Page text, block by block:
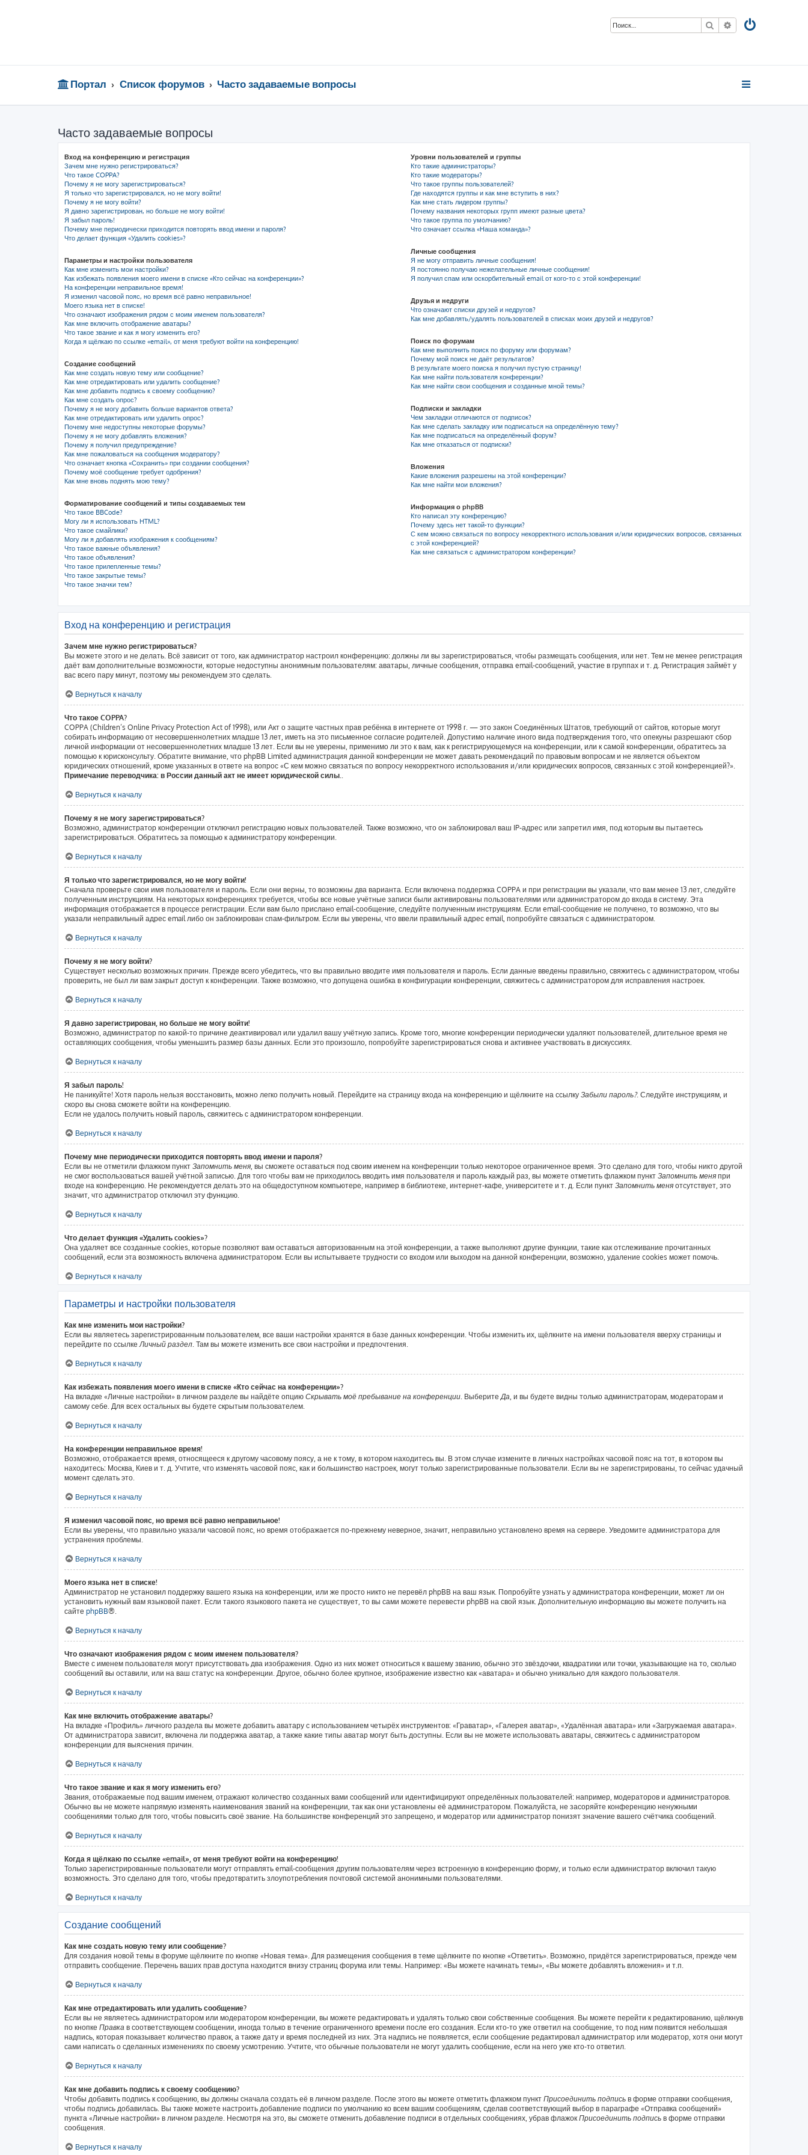
Поиск Расширенный
Портал Список форумов Часто задаваемые вопросы
Часто задаваемые вопросы
Вход на конференцию и регистрация
Зачем мне нужно регистрироваться?
Что такое COPPA?
Почему я не могу зарегистрироваться?
Я только что зарегистрировался, но не могу войти!
Почему я не могу войти?
Я давно зарегистрирован, но больше не могу войти!
Я забыл пароль!
Почему мне периодически приходится повторять ввод имени и пароля?
Что делает функция «Удалить cookies»?
Параметры и настройки пользователя
Как мне изменить мои настройки?
Как избежать появления моего имени в списке «Кто сейчас на конференции»?
На конференции неправильное время!
Я изменил часовой пояс, но время всё равно неправильное!
Моего языка нет в списке!
Что означают изображения рядом с моим именем пользователя?
Как мне включить отображение аватары?
Что такое звание и как я могу изменить его?
Когда я щёлкаю по ссылке «email», от меня требуют войти на конференцию!
Создание сообщений
Как мне создать новую тему или сообщение?
Как мне отредактировать или удалить сообщение?
Как мне добавить подпись к своему сообщению?
Как мне создать опрос?
Почему я не могу добавить больше вариантов ответа?
Как мне отредактировать или удалить опрос?
Почему мне недоступны некоторые форумы?
Почему я не могу добавлять вложения?
Почему я получил предупреждение?
Как мне пожаловаться на сообщения модератору?
Что означает кнопка «Сохранить» при создании сообщения?
Почему моё сообщение требует одобрения?
Как мне вновь поднять мою тему?
Форматирование сообщений и типы создаваемых тем
Что такое BBCode?
Могу ли я использовать HTML?
Что такое смайлики?
Могу ли я добавлять изображения к сообщениям?
Что такое важные объявления?
Что такое объявления?
Что такое прилепленные темы?
Что такое закрытые темы?
Что такое значки тем?
Уровни пользователей и группы
Кто такие администраторы?
Кто такие модераторы?
Что такое группы пользователей?
Где находятся группы и как мне вступить в них?
Как мне стать лидером группы?
Почему названия некоторых групп имеют разные цвета?
Что такое группа по умолчанию?
Что означает ссылка «Наша команда»?
Личные сообщения
Я не могу отправить личные сообщения!
Я постоянно получаю нежелательные личные сообщения!
Я получил спам или оскорбительный email от кого-то с этой конференции!
Друзья и недруги
Что означают списки друзей и недругов?
Как мне добавлять/удалять пользователей в списках моих друзей и недругов?
Поиск по форумам
Как мне выполнить поиск по форуму или форумам?
Почему мой поиск не даёт результатов?
В результате моего поиска я получил пустую страницу!
Как мне найти пользователя конференции?
Как мне найти свои сообщения и созданные мной темы?
Подписки и закладки
Чем закладки отличаются от подписок?
Как мне сделать закладку или подписаться на определённую тему?
Как мне подписаться на определённый форум?
Как мне отказаться от подписки?
Вложения
Какие вложения разрешены на этой конференции?
Как мне найти мои вложения?
Информация о phpBB
Кто написал эту конференцию?
Почему здесь нет такой-то функции?
С кем можно связаться по вопросу некорректного использования и/или юридических вопросов, связанных
с этой конференцией?
Как мне связаться с администратором конференции?
Вход на конференцию и регистрация
Зачем мне нужно регистрироваться?
Вы можете этого и не делать. Всё зависит от того, как администратор настроил конференцию: должны ли вы зарегистрироваться, чтобы размещать сообщения, или нет. Тем не менее регистрация
даёт вам дополнительные возможности, которые недоступны анонимным пользователям: аватары, личные сообщения, отправка email-сообщений, участие в группах и т. д. Регистрация займёт у
вас всего пару минут, поэтому мы рекомендуем это сделать.
Вернуться к началу
Что такое COPPA?
COPPA (Children’s Online Privacy Protection Act of 1998), или Акт о защите частных прав ребёнка в интернете от 1998 г. — это закон Соединённых Штатов, требующий от сайтов, которые могут
собирать информацию от несовершеннолетних младше 13 лет, иметь на это письменное согласие родителей. Допустимо наличие иного вида подтверждения того, что опекуны разрешают сбор
личной информации от несовершеннолетних младше 13 лет. Если вы не уверены, применимо ли это к вам, как к регистрирующемуся на конференции, или к самой конференции, обратитесь за
помощью к юрисконсульту. Обратите внимание, что phpBB Limited администрация данной конференции не может давать рекомендаций по правовым вопросам и не является объектом
юридических отношений, кроме указанных в ответе на вопрос «С кем можно связаться по вопросу некорректного использования и/или юридических вопросов, связанных с этой конференцией?».
Примечание переводчика: в России данный акт не имеет юридической силы..
Вернуться к началу
Почему я не могу зарегистрироваться?
Возможно, администратор конференции отключил регистрацию новых пользователей. Также возможно, что он заблокировал ваш IP-адрес или запретил имя, под которым вы пытаетесь
зарегистрироваться. Обратитесь за помощью к администратору конференции.
Вернуться к началу
Я только что зарегистрировался, но не могу войти!
Сначала проверьте свои имя пользователя и пароль. Если они верны, то возможны два варианта. Если включена поддержка COPPA и при регистрации вы указали, что вам менее 13 лет, следуйте
полученным инструкциям. На некоторых конференциях требуется, чтобы все новые учётные записи были активированы пользователями или администратором до входа в систему. Эта
информация отображается в процессе регистрации. Если вам было прислано email-сообщение, следуйте полученным инструкциям. Если email-сообщение не получено, то возможно, что вы
указали неправильный адрес email либо он заблокирован спам-фильтром. Если вы уверены, что ввели правильный адрес email, попробуйте связаться с администратором.
Вернуться к началу
Почему я не могу войти?
Существует несколько возможных причин. Прежде всего убедитесь, что вы правильно вводите имя пользователя и пароль. Если данные введены правильно, свяжитесь с администратором, чтобы
проверить, не был ли вам закрыт доступ к конференции. Также возможно, что допущена ошибка в конфигурации конференции, свяжитесь с администратором для исправления настроек.
Вернуться к началу
Я давно зарегистрирован, но больше не могу войти!
Возможно, администратор по какой-то причине деактивировал или удалил вашу учётную запись. Кроме того, многие конференции периодически удаляют пользователей, длительное время не
оставляющих сообщения, чтобы уменьшить размер базы данных. Если это произошло, попробуйте зарегистрироваться снова и активнее участвовать в дискуссиях.
Вернуться к началу
Я забыл пароль!
Не паникуйте! Хотя пароль нельзя восстановить, можно легко получить новый. Перейдите на страницу входа на конференцию и щёлкните на ссылку Забыли пароль?. Следуйте инструкциям, и
скоро вы снова сможете войти на конференцию.
Если не удалось получить новый пароль, свяжитесь с администратором конференции.
Вернуться к началу
Почему мне периодически приходится повторять ввод имени и пароля?
Если вы не отметили флажком пункт Запомнить меня, вы сможете оставаться под своим именем на конференции только некоторое ограниченное время. Это сделано для того, чтобы никто другой
не смог воспользоваться вашей учётной записью. Для того чтобы вам не приходилось вводить имя пользователя и пароль каждый раз, вы можете отметить флажком пункт Запомнить меня при
входе на конференцию. Не рекомендуется делать это на общедоступном компьютере, например в библиотеке, интернет-кафе, университете и т. д. Если пункт Запомнить меня отсутствует, это
значит, что администратор отключил эту функцию.
Вернуться к началу
Что делает функция «Удалить cookies»?
Она удаляет все созданные cookies, которые позволяют вам оставаться авторизованным на этой конференции, а также выполняют другие функции, такие как отслеживание прочитанных
сообщений, если эта возможность включена администратором. Если вы испытываете трудности со входом или выходом на данной конференции, возможно, удаление cookies может помочь.
Вернуться к началу
Параметры и настройки пользователя
Как мне изменить мои настройки?
Если вы являетесь зарегистрированным пользователем, все ваши настройки хранятся в базе данных конференции. Чтобы изменить их, щёлкните на имени пользователя вверху страницы и
перейдите по ссылкеЛичный раздел. Там вы можете изменить все свои настройки и предпочтения.
Вернуться к началу
Как избежать появления моего имени в списке «Кто сейчас на конференции»?
На вкладке «Личные настройки» в личном разделе вы найдёте опцию Скрывать моё пребывание на конференции. ВыберитеДа, и вы будете видны только администраторам, модераторам и
самому себе. Для всех остальных вы будете скрытым пользователем.
Вернуться к началу
На конференции неправильное время!
Возможно, отображается время, относящееся к другому часовому поясу, а не к тому, в котором находитесь вы. В этом случае измените в личных настройках часовой пояс на тот, в котором вы
находитесь: Москва, Киев и т. д. Учтите, что изменять часовой пояс, как и большинство настроек, могут только зарегистрированные пользователи. Если вы не зарегистрированы, то сейчас удачный
момент сделать это.
Вернуться к началу
Я изменил часовой пояс, но время всё равно неправильное!
Если вы уверены, что правильно указали часовой пояс, но время отображается по-прежнему неверное, значит, неправильно установлено время на сервере. Уведомите администратора для
устранения проблемы.
Вернуться к началу
Моего языка нет в списке!
Администратор не установил поддержку вашего языка на конференции, или же просто никто не перевёл phpBB на ваш язык. Попробуйте узнать у администратора конференции, может ли он
установить нужный вам языковой пакет. Если такого языкового пакета не существует, то вы сами можете перевести phpBB на свой язык. Дополнительную информацию вы можете получить на
сайте phpBB®.
Вернуться к началу
Что означают изображения рядом с моим именем пользователя?
Вместе с именем пользователя могут присутствовать два изображения. Одно из них может относиться к вашему званию, обычно это звёздочки, квадратики или точки, указывающие на то, сколько
сообщений вы оставили, или на ваш статус на конференции. Другое, обычно более крупное, изображение известно как «аватара» и обычно уникально для каждого пользователя.
Вернуться к началу
Как мне включить отображение аватары?
На вкладке «Профиль» личного раздела вы можете добавить аватару с использованием четырёх инструментов: «Граватар», «Галерея аватар», «Удалённая аватара» или «Загружаемая аватара».
От администратора зависит, включена ли поддержка аватар, а также какие типы аватар могут быть доступны. Если вы не можете использовать аватары, свяжитесь с администратором
конференции для выяснения причин.
Вернуться к началу
Что такое звание и как я могу изменить его?
Звания, отображаемые под вашим именем, отражают количество созданных вами сообщений или идентифицируют определённых пользователей: например, модераторов и администраторов.
Обычно вы не можете напрямую изменять наименования званий на конференции, так как они установлены её администратором. Пожалуйста, не засоряйте конференцию ненужными
сообщениями только для того, чтобы повысить своё звание. На большинстве конференций это запрещено, и модератор или администратор понизят значение вашего счётчика сообщений.
Вернуться к началу
Когда я щёлкаю по ссылке «email», от меня требуют войти на конференцию!
Только зарегистрированные пользователи могут отправлять email-сообщения другим пользователям через встроенную в конференцию форму, и только если администратор включил такую
возможность. Это сделано для того, чтобы предотвратить злоупотребления почтовой системой анонимными пользователями.
Вернуться к началу
Создание сообщений
Как мне создать новую тему или сообщение?
Для создания новой темы в форуме щёлкните по кнопке «Новая тема». Для размещения сообщения в теме щёлкните по кнопке «Ответить». Возможно, придётся зарегистрироваться, прежде чем
отправить сообщение. Перечень ваших прав доступа находится внизу страниц форума или темы. Например: «Вы можете начинать темы», «Вы можете добавлять вложения» и т.п.
Вернуться к началу
Как мне отредактировать или удалить сообщение?
Если вы не являетесь администратором или модератором конференции, вы можете редактировать и удалять только свои собственные сообщения. Вы можете перейти к редактированию, щёлкнув
по кнопке Правка в соответствующем сообщении, иногда только в течение ограниченного времени после его создания. Если кто-то уже ответил на сообщение, то под ним появится небольшая
надпись, которая показывает количество правок, а также дату и время последней из них. Эта надпись не появляется, если сообщение редактировал администратор или модератор, хотя они могут
сами написать о сделанных изменениях по своему усмотрению. Учтите, что обычные пользователи не могут удалить сообщение, если на него уже кто-то ответил.
Вернуться к началу
Как мне добавить подпись к своему сообщению?
Чтобы добавить подпись к сообщению, вы должны сначала создать её в личном разделе. После этого вы можете отметить флажком пункт Присоединить подпись в форме отправки сообщения,
чтобы подпись добавилась. Вы также можете настроить добавление подписи по умолчанию ко всем вашим сообщениям, сделав соответствующий выбор в параграфе «Отправка сообщений»
пункта «Личные настройки» в личном разделе. Несмотря на это, вы сможете отменить добавление подписи в отдельных сообщениях, убрав флажок Присоединить подпись в форме отправки
сообщения.
Вернуться к началу